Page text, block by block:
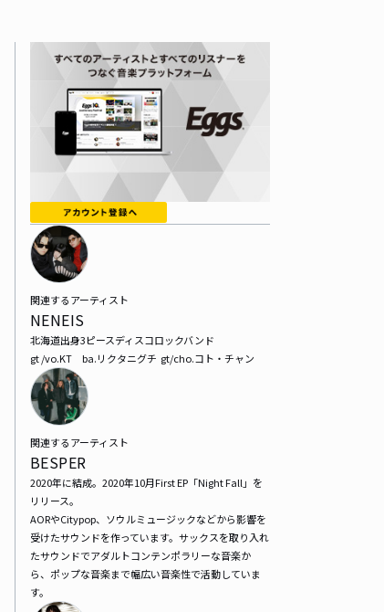
関連するアーティスト
NENEIS
北海道出身3ピースディスコロックバンド
gt /vo.KT　ba.リクタニグチ  gt/cho.コト・チャン
関連するアーティスト
BESPER
2020年に結成。2020年10月First EP「Night Fall」を
リリース。
AORやCitypop、ソウルミュージックなどから影響を
受けたサウンドを作っています。サックスを取り入れ
たサウンドでアダルトコンテンポラリーな音楽か
ら、ポップな音楽まで幅広い音楽性で活動していま
す。